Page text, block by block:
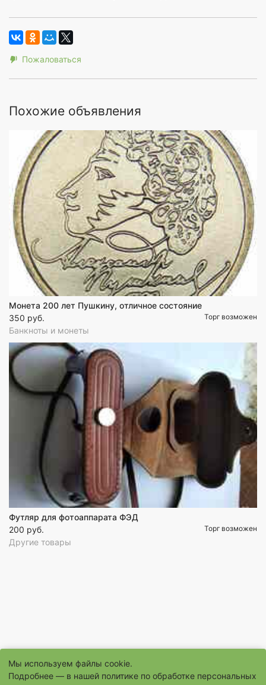
Пожаловаться
Похожие объявления
Монета 200 лет Пушкину, отличное состояние
350 руб.
Торг возможен
Банкноты и монеты
Футляр для фотоаппарата ФЭД
200 руб.
Торг возможен
Другие товары
Мы используем файлы cookie.
Подробнее — в нашей политике по обработке персональных